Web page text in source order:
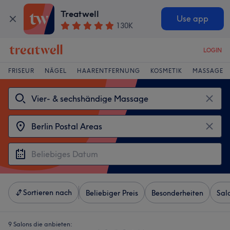
Treatwell
130K
Use app
LOGIN
FRISEUR NÄGEL HAARENTFERNUNG KOSMETIK MASSAGE
Sortieren nach Beliebiger Preis Besonderheiten
9 Salons die anbieten: